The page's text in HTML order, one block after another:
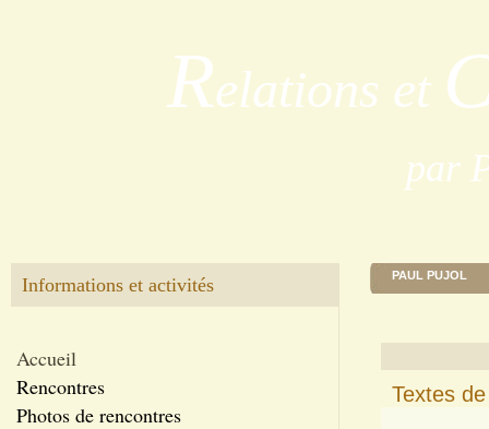
Relations et
par
Informations et activités
Accueil
Rencontres
Photos de rencontres
PAUL PUJOL
Textes